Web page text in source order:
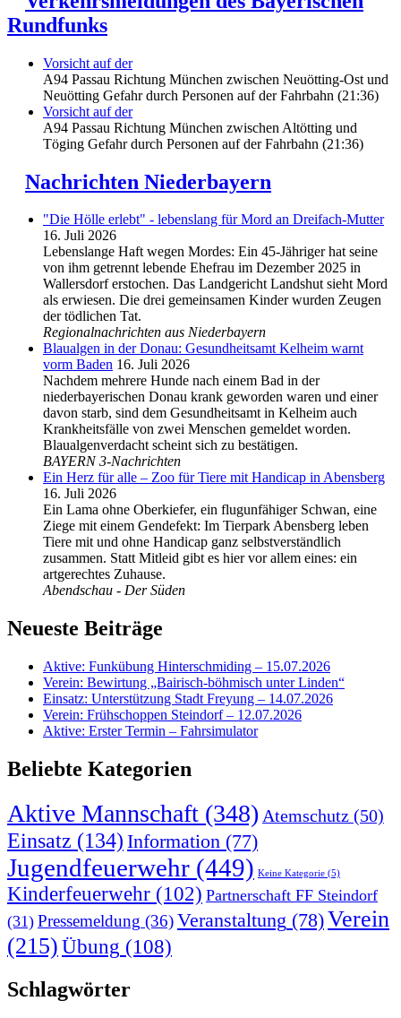
Rundfunks
Vorsicht auf der
A94 Passau Richtung München zwischen Neuötting-Ost und
Neuötting Gefahr durch Personen auf der Fahrbahn (21:36)
Vorsicht auf der
A94 Passau Richtung München zwischen Altötting und
Töging Gefahr durch Personen auf der Fahrbahn (21:36)
Nachrichten Niederbayern
"Die Hölle erlebt" - lebenslang für Mord an Dreifach-Mutter
16. Juli 2026
Lebenslange Haft wegen Mordes: Ein 45-Jähriger hat seine
von ihm getrennt lebende Ehefrau im Dezember 2025 in
Wallersdorf erstochen. Das Landgericht Landshut sieht Mord
als erwiesen. Die drei gemeinsamen Kinder wurden Zeugen
der tödlichen Tat.
Regionalnachrichten aus Niederbayern
Blaualgen in der Donau: Gesundheitsamt Kelheim warnt
vorm Baden 16. Juli 2026
Nachdem mehrere Hunde nach einem Bad in der
niederbayerischen Donau krank geworden waren und einer
davon starb, sind dem Gesundheitsamt in Kelheim auch
Krankheitsfälle von zwei Menschen gemeldet worden.
Blaualgenverdacht scheint sich zu bestätigen.
BAYERN 3-Nachrichten
Ein Herz für alle – Zoo für Tiere mit Handicap in Abensberg
16. Juli 2026
Ein Lama ohne Oberkiefer, ein flugunfähiger Schwan, eine
Ziege mit einem Gendefekt: Im Tierpark Abensberg leben
Tiere mit und ohne Handicap ganz selbstverständlich
zusammen. Statt Mitleid gibt es hier vor allem eines: ein
artgerechtes Zuhause.
Abendschau - Der Süden
Neueste Beiträge
Aktive: Funkübung Hinterschmiding – 15.07.2026
Verein: Bewirtung „Bairisch-böhmisch unter Linden“
Einsatz: Unterstützung Stadt Freyung – 14.07.2026
Verein: Frühschoppen Steindorf – 12.07.2026
Aktive: Erster Termin – Fahrsimulator
Beliebte Kategorien
Aktive Mannschaft (348) Atemschutz (50)
Einsatz (134) Information (77)
Jugendfeuerwehr (449) Keine Kategorie (5)
Kinderfeuerwehr (102) Partnerschaft FF Steindorf
(31) Pressemeldung (36)Veranstaltung (78)Verein
(215)Übung (108)
Schlagwörter